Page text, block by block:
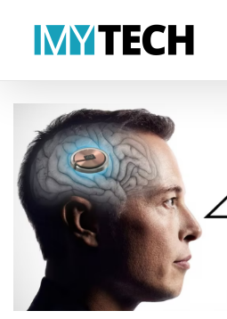
Larger
Image